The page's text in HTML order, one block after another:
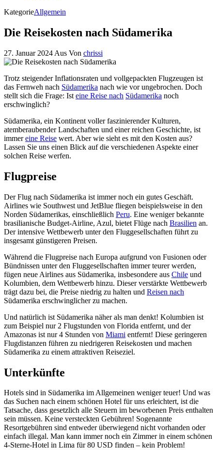
KategorieAllgemein
Die Reisekosten nach Südamerika
27. Januar 2024 Aus Von chrissi
Trotz steigender Inflationsraten und vollgepackten Flugzeugen ist
das Fernweh nach Südamerika nach wie vor ungebrochen. Doch
stellt sich die Frage: Ist eine Reise nach Südamerika noch
erschwinglich?
Südamerika, ein Kontinent voller faszinierender Kulturen,
atemberaubender Landschaften und einer reichen Geschichte, ist
immereine Reise wert. Aber wie sieht es mit den Kosten aus?
Lassen Sie uns einen Blick auf die verschiedenen Aspekte einer
solchen Reise werfen.
Flugpreise
Der Flug nach Südamerika ist immer noch ein gutes Geschäft.
Airlines wie Southwest und JetBlue fliegen beispielsweise in den
Norden Südamerikas, einschließlich Peru. Eine weniger bekannte
brasilianische Budget-Airline, Azul, bietet Flüge nach Brasilien an.
Der intensive Wettbewerb unter den Fluggesellschaften führt zu
insgesamt günstigeren Preisen.
Während die Flugpreise nach Europa aufgrund von Fusionen oder
Bündnissen unter den Fluggesellschaften immer teurer werden,
fügen neue Airlines aus Südamerika, insbesondere aus Chile und
Kolumbien, dem Wettbewerb hinzu. Dieser verstärkte Wettbewerb
trägt dazu bei, die Preise niedrig zu halten und Reisen nach
Südamerika erschwinglicher zu machen.
Und natürlich ist Südamerika näher als man denkt! Kolumbien ist
zum Beispiel nur 2 Flugstunden von Florida entfernt, und der
Amazonas ist nur 4 Stunden von Miami entfernt! Diese geringeren
Flugdistanzen führen zu niedrigeren Reisekosten und machen
Südamerika zu einem attraktiven Reiseziel.
Unterkünfte
Hotels sind in Südamerika im Allgemeinen weniger teuer! Und was
das Suchen nach einem schönen Hotel für uns erleichtert, ist die
Tatsache, dass gesetzlich alle Steuern im beworbenen Preis enthalten
sein müssen. Keine versteckten Gebühren! Sogenannte
Resortgebühren sind entweder überwiegend nicht vorhanden oder
einfach illegal. Man kann immer noch ein Zimmer in einem schönen
4-Sterne-Hotel in Lima für 80 USD finden – kein Problem!